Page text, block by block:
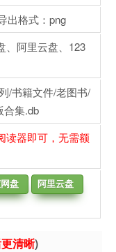
出格式：png
、阿里云盘、123
/书籍文件/老图书/
合集.db
读器即可，无需额
盘
阿里云盘
清晰)